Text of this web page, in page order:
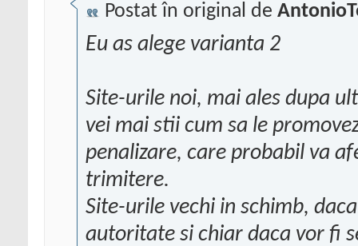
Postat în original de
Eu as alege varianta 2
Site-urile noi, mai ales dupa
vei mai stii cum sa le
penalizare, care probabil va
trimitere.
Site-urile vechi in schimb,
autoritate si chiar daca vor fi